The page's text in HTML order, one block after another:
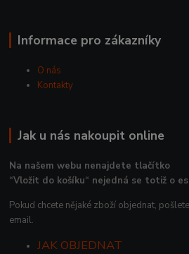
Informace pro zákazníky
O nás
Kontakty
Jak u nás nakoupit online
Na našem webu nenajdete tlačítko
“Vložit do košíku“ nejedná se totiž o
Pokud chcete nějaké zboží objednat,
email.
JAK OBJEDNAT